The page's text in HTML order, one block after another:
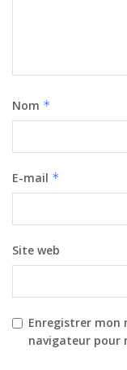
Nom *
E-mail *
Site web
Enregistrer mon
navigateur pour